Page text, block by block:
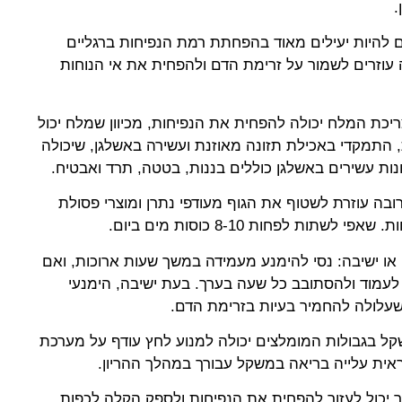
להיות יעילים מאוד בהפחתת רמת הנפיחות ברגליים
עוזרים לשמור על זרימת הדם ולהפחית את אי הנוחות
המלח יכולה להפחית את הנפיחות, מכיוון שמלח יכול
באכילת תזונה מאוזנת ועשירה באשלגן, שיכולה
עשירים באשלגן כוללים בננות, בטטה, תרד ואבטיח.
עוזרת לשטוף את הגוף מעודפי נתרן ומוצרי פסולת
לפחות 8-10 כוסות מים ביום.
ישיבה: נסי להימנע מעמידה במשך שעות ארוכות, ואם
לעמוד ולהסתובב כל שעה בערך. בעת ישיבה, הימנעי
להחמיר בעיות בזרימת הדם.
בגבולות המומלצים יכולה למנוע לחץ עודף על מערכת
עלייה בריאה במשקל עבורך במהלך ההריון.